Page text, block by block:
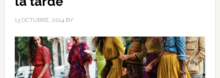
13 OCTUBRE, 2014BY